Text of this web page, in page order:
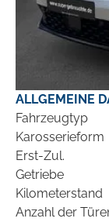
ALLGEMEINE
Fahrzeugtyp
Karosserieform
Erst-Zul.
Getriebe
Kilometerstand
Anzahl der